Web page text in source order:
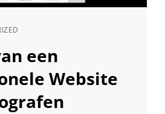
een
Website